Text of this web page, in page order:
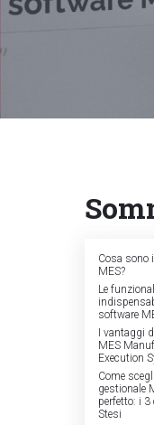
Cosa sono
MES?
Le
software
I vantaggi
MES
Execution
Come
gestionale
perfetto: i
Stesi